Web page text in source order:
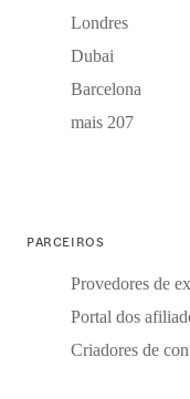
Londres
Dubai
Barcelona
mais 207
PARCEIROS
Provedores de
Portal dos
Criadores de